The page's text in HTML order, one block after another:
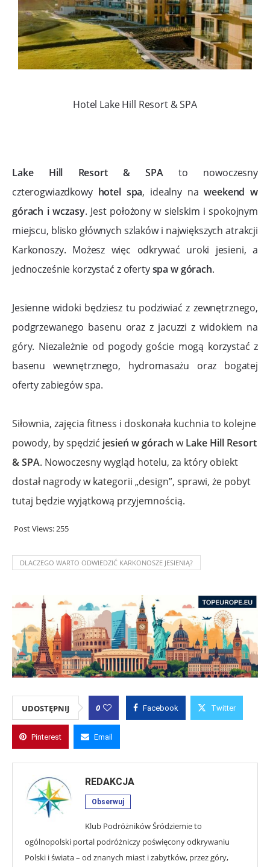
Hotel Lake Hill Resort & SPA
Lake Hill Resort & SPAto nowoczesny
czterogwiazdkowy hotel spa, idealny naweekend w
górach i wczasy. Jest położony w sielskim i spokojnym
miejscu, blisko głównych szlaków i największych atrakcji
Karkonoszy. Możesz więc odkrywać uroki jesieni, a
jednocześnie korzystać z ofertyspa w górach.
Jesienne widoki będziesz tu podziwiać z zewnętrznego,
podgrzewanego basenu oraz z jacuzzi z widokiem na
góry. Niezależnie od pogody goście mogą korzystać z
basenu wewnętrznego, hydromasażu oraz bogatej
oferty zabiegów spa.
Siłownia, zajęcia fitness i doskonała kuchnia to kolejne
powody, by spędzić jesień w górach wLake Hill Resort
& SPA. Nowoczesny wygląd hotelu, za który obiekt
dostał nagrody w kategorii „design”, sprawi, że pobyt
tutaj będzie wyjątkową przyjemnością.
Post Views:255
DLACZEGO WARTO ODWIEDZIĆ KARKONOSZE JESIENIĄ?
UDOSTĘPNIJ 0 Facebook Twitter
Pinterest Email
REDAKCJA
Obserwuj
Klub Podróżników Śródziemie to
ogólnopolski portal podróżniczy poświęcony odkrywaniu
Polski i świata – od znanych miast i zabytków, przez góry,